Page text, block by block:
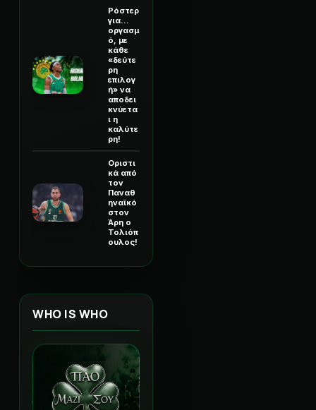
Ρόστερ
για...
οργασμ
ό, με
κάθε
«δεύτε
ρη
επιλογ
ή» να
αποδει
κνύετα
ι η
καλύτε
ρη!
Οριστι
κά από
τον
Παναθ
ηναϊκό
στον
Άρη ο
Τολιόπ
ουλος!
WHO IS WHO